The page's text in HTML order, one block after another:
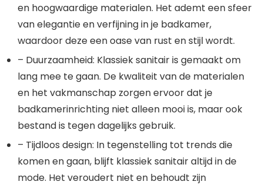
en hoogwaardige materialen. Het ademt een sfeer
van elegantie en verfijning in je badkamer,
waardoor deze een oase van rust en stijl wordt.
– Duurzaamheid: Klassiek sanitair is gemaakt om
lang mee te gaan. De kwaliteit van de materialen
en het vakmanschap zorgen ervoor dat je
badkamerinrichting niet alleen mooi is, maar ook
bestand is tegen dagelijks gebruik.
– Tijdloos design: In tegenstelling tot trends die
komen en gaan, blijft klassiek sanitair altijd in de
mode. Het veroudert niet en behoudt zijn